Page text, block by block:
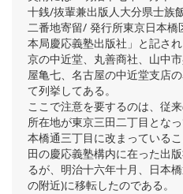
十銭/抜輩兼出版人大分県士族
二番地寄留/ 発行所東京日本
本局慶応義塾出版社」と記さ
京の中近堂、丸善商社、山中
屋亀七、名古屋の中近堂支店
て列挙してある。
ここで注意を要するのは、従
所在地が東京三田二丁目とな
本橋通三丁目に改まっている
田の慶応義塾構内に在った出
るが、明治十六年十月、日本
の附近)に移転したのである。